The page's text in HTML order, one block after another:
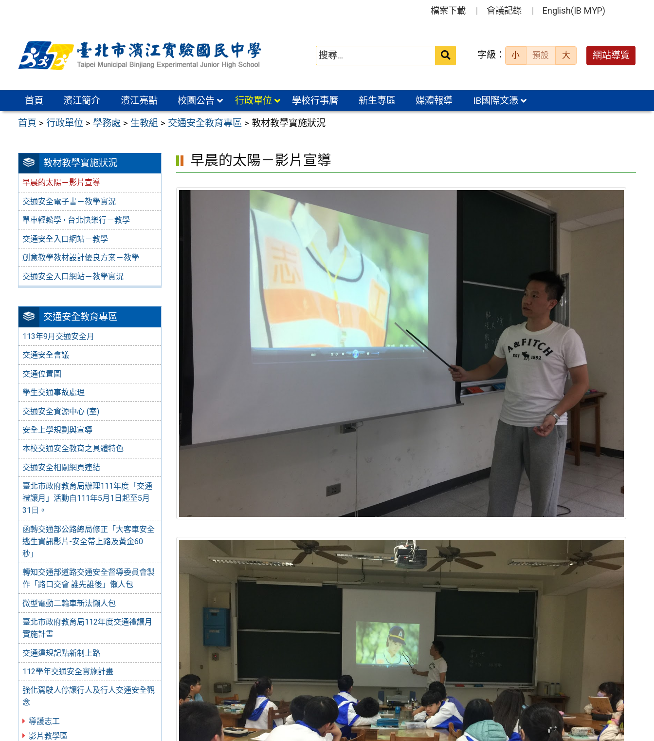
區
檔案下載 會議記錄 English(IB MYP)
送出 字級： 小 預設 大 網站導覽
首頁 濱江簡介 濱江亮點 校園公告 行政單位 學校行事曆 新生專區 媒體報導 IB國際文憑
首頁 >行政單位 > 學務處 > 生教組 > 交通安全教育專區 >教材教學實施狀況
教材教學實施狀況
早晨的太陽－影片宣導
交通安全電子書－教學實況
單車輕鬆學 • 台北快樂行－教學
交通安全入口網站－教學
創意教學教材設計優良方案－教學
交通安全入口網站－教學實況
交通安全教育專區
113年9月交通安全月
交通安全會議
交通位置圖
學生交通事故處理
交通安全資源中心 (室)
安全上學規劃與宣導
本校交通安全教育之具體特色
交通安全相關網頁連結
臺北市政府教育局辦理111年度「交通
禮讓月」活動自111年5月1日起至5月
31日。
函轉交通部公路總局修正「大客車安全
逃生資訊影片-安全帶上路及黃金60
秒」
轉知交通部道路交通安全督導委員會製
作「路口交會 誰先誰後」懶人包
微型電動二輪車新法懶人包
臺北市政府教育局112年度交通禮讓月
實施計畫
交通違規記點新制上路
112學年交通安全實施計畫
強化駕駛人停讓行人及行人交通安全觀
念
導護志工
影片教學區
早晨的太陽－影片宣導